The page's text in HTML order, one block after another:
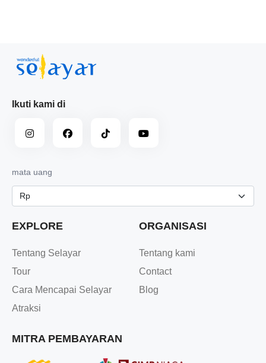
Ikuti kami di
mata uang
EXPLORE
Tentang Selayar
Tour
Cara Mencapai Selayar
Atraksi
ORGANISASI
Tentang kami
Contact
Blog
MITRA PEMBAYARAN